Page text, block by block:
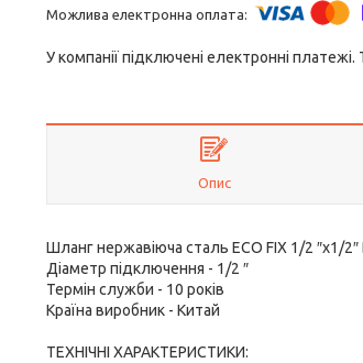
У компанії підключені електронні
Опис
Шланг нержавіюча сталь ECO FIX 1/2 ″х1/
Діаметр підключення - 1/2 ″
Термін служби - 10 років
Країна виробник - Китай
ТЕХНІЧНІ ХАРАКТЕРИСТИКИ: